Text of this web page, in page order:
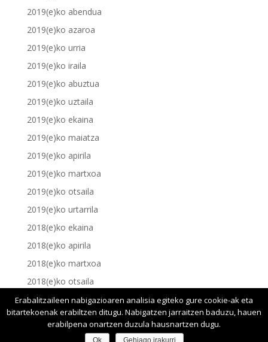
2019(e)ko abendua
2019(e)ko azaroa
2019(e)ko urria
2019(e)ko iraila
2019(e)ko abuztua
2019(e)ko uztaila
2019(e)ko ekaina
2019(e)ko maiatza
2019(e)ko apirila
2019(e)ko martxoa
2019(e)ko otsaila
2019(e)ko urtarrila
2018(e)ko ekaina
2018(e)ko apirila
2018(e)ko martxoa
2018(e)ko otsaila
2018(e)ko urtarrila
Erabalitzaileen nabigazioaren analisia egiteko gure cookie-ak eta
bitartekoenak erabiltzen ditugu. Nabigatzen jarraitzen baduzu, hauen
erabilpena onartzen duzula hausnartzen dugu.
Ok Gehiago irakurri